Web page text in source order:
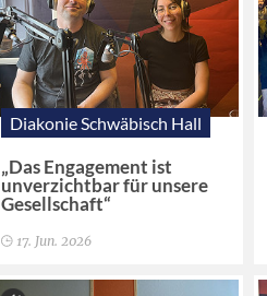
Diakonie Schwäbisch Hall
„Das Engagement ist
unverzichtbar für unsere
Gesellschaft“
17. Jun. 2026